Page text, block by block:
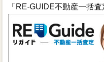
「RE-GUIDE不動産一括